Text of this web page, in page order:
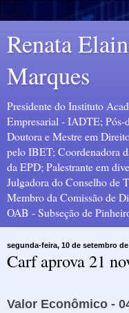
Renata
Marques
Presidente do Instituto
Empresarial - IADTE; Pós-
Doutora e Mestre em
pelo IBET; Coordenadora
da EPD; Palestrante em
Julgadora do Conselho de
Membro da Comissão de
OAB - Subseção de
segunda-feira, 10 de setembro de
Carf aprova 21
Valor Econômico -